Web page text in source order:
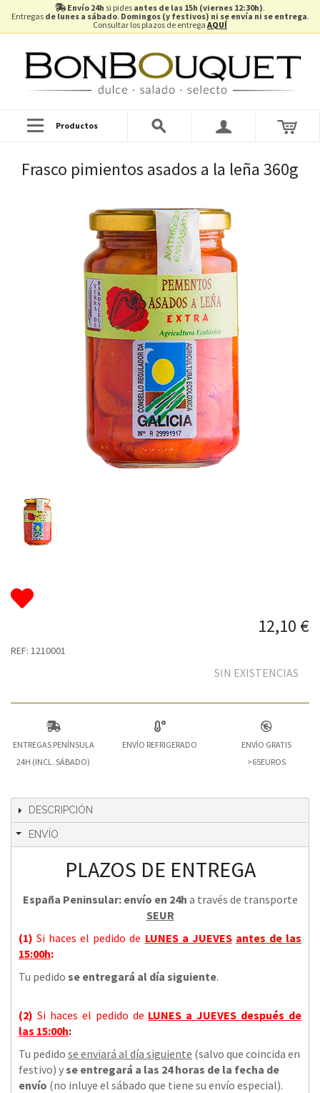
Envío 24h si pides antes de las 15h (viernes 12:30h).
Entregas de lunes a sábado. Domingos (y festivos) ni se envía ni se entrega.
Consultar los plazos de entrega AQUÍ
Productos
Frasco pimientos asados a la leña 360g
12,10 €
REF: 1210001
SIN EXISTENCIAS
ENTREGAS PENÍNSULA
24H (INCL. SÁBADO)
ENVÍO REFRIGERADO
ENVÍO GRATIS
>65EUROS
DESCRIPCIÓN
ENVÍO
PLAZOS DE ENTREGA
España Peninsular: envío en 24h a través de transporte
SEUR
(1)Si haces el pedido de LUNES a JUEVES antes de las
15:00h:
Tu pedido se entregará al día siguiente.
(2) Si haces el pedido de LUNES a JUEVES después de
las 15:00h:
Tu pedido se enviará al día siguiente (salvo que coincida en
festivo) yse entregará a las 24 horas de la fecha de
envío (no inluye el sábado que tiene su envío especial).